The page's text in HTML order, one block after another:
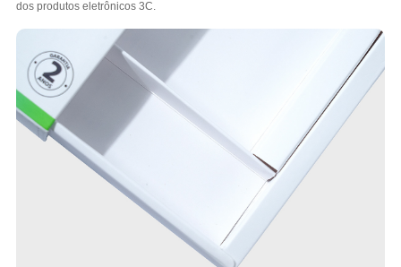
dos produtos eletrônicos 3C.